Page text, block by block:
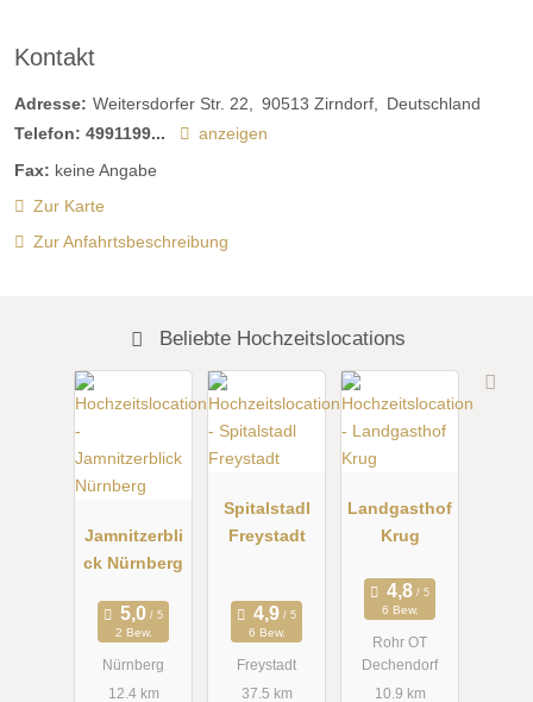
Kontakt
Adresse: Weitersdorfer Str. 22 90513 Zirndorf
Deutschland
Telefon: 4991199...
anzeigen
Fax: keine Angabe
Zur Karte
Zur Anfahrtsbeschreibung
Beliebte Hochzeitslocations
Jamnitzerbli
ck Nürnberg
2 Bew.
Nürnberg
12.4 km
Spitalstadl
Freystadt
6 Bew.
Freystadt
37.5 km
Landgasthof
Krug
6 Bew.
Rohr OT
Dechendorf
10.9 km